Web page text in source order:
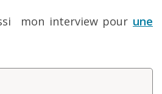
mon interview pour une